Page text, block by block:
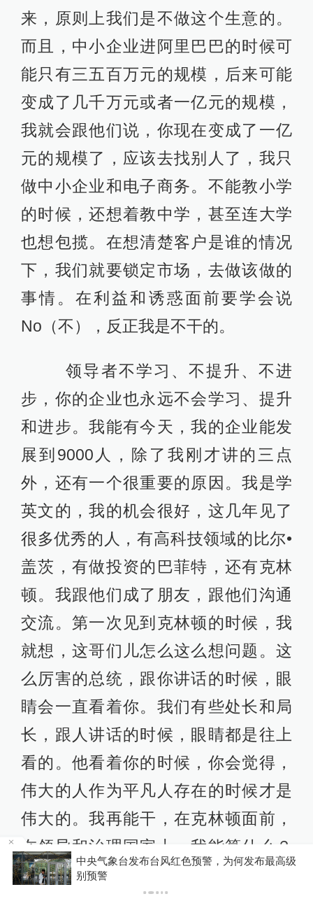
来，原则上我们是不做这个生意的。
而且，中小企业进阿里巴巴的时候可
能只有三五百万元的规模，后来可能
变成了几千万元或者一亿元的规模，
我就会跟他们说，你现在变成了一亿
元的规模了，应该去找别人了，我只
做中小企业和电子商务。不能教小学
的时候，还想着教中学，甚至连大学
也想包揽。在想清楚客户是谁的情况
下，我们就要锁定市场，去做该做的
事情。在利益和诱惑面前要学会说
No（不），反正我是不干的。
领导者不学习、不提升、不进
步，你的企业也永远不会学习、提升
和进步。我能有今天，我的企业能发
展到9000人，除了我刚才讲的三点
外，还有一个很重要的原因。我是学
英文的，我的机会很好，这几年见了
很多优秀的人，有高科技领域的比尔•
盖茨，有做投资的巴菲特，还有克林
顿。我跟他们成了朋友，跟他们沟通
交流。第一次见到克林顿的时候，我
就想，这哥们儿怎么这么想问题。这
么厉害的总统，跟你讲话的时候，眼
睛会一直看着你。我们有些处长和局
长，跟人讲话的时候，眼睛都是往上
看的。他看着你的时候，你会觉得，
伟大的人作为平凡人存在的时候才是
伟大的。我再能干，在克林顿面前，
在领导和治理国家上，我能算什么？
所以，我要向他学习。还有比尔•盖茨
受台风“白海豚”影响，铁路部门进一步调整列车
开行方案